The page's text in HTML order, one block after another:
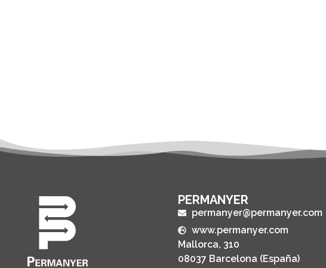
PERMANYER
permanyer@permanyer.com
www.permanyer.com
Mallorca, 310
08037 Barcelona (España)